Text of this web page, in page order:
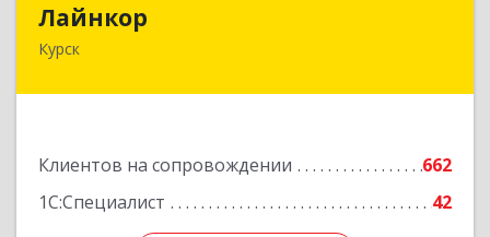
Лайнкор
Курск
Клиентов на сопровождении
662
1С:Специалист
42
305021, Курская обл, Курск г, Победы пр-кт, дом